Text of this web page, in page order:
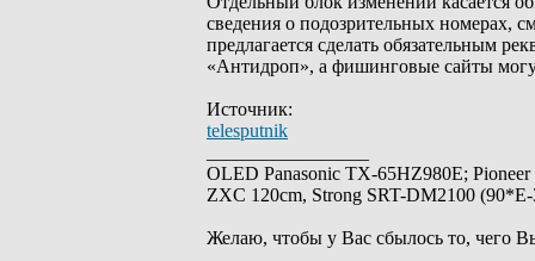
сведения о подозрительных номерах,
предлагается сделать обязательным
«Антидроп», а фишинговые сайты
Источник:
telesputnik
OLED Panasonic TX-65HZ980E;
ZXC 120cm, Strong SRT-DM2100
Желаю, чтобы у Вас сбылось то, чего